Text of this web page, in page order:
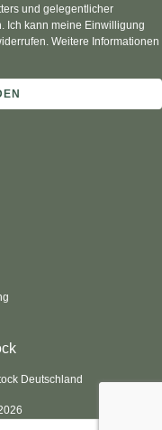
und gelegentlicher
Ich kann meine Einwilligung
Weitere Informationen
Deutschland